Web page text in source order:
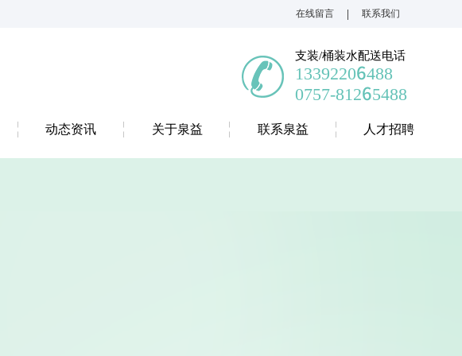
在线留言 | 联系我们
支装/桶装水配送电话
13392206488
0757-81265488
动态资讯 关于泉益 联系泉益 人才招聘